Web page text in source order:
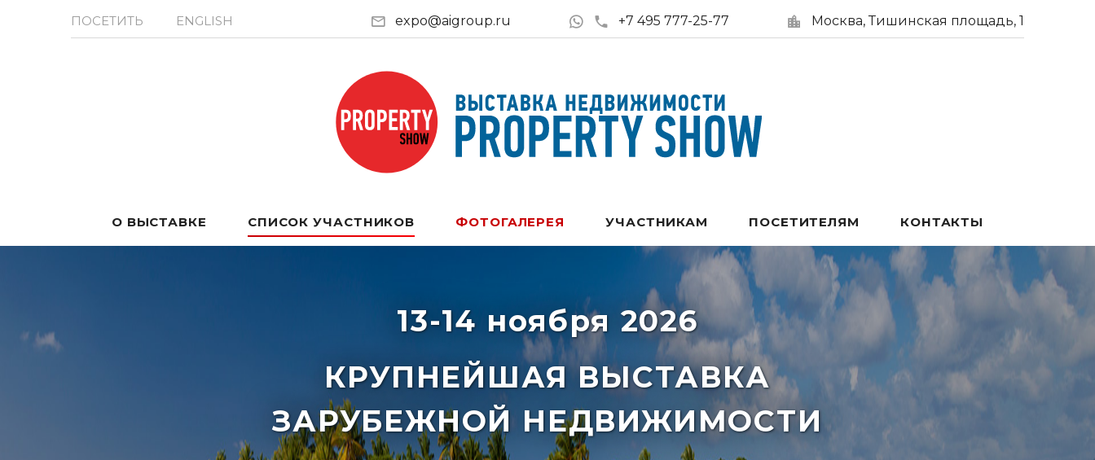
ПОСЕТИТЬ ENGLISH expo@aigroup.ru +7 495 777-25-77 Москва, Тишинская площадь, 1
О ВЫСТАВКЕ СПИСОК УЧАСТНИКОВ ФОТОГАЛЕРЕЯ УЧАСТНИКАМ ПОСЕТИТЕЛЯМ КОНТАКТЫ
13-14 ноября 2026
КРУПНЕЙШАЯ ВЫСТАВКА
ЗАРУБЕЖНОЙ НЕДВИЖИМОСТИ